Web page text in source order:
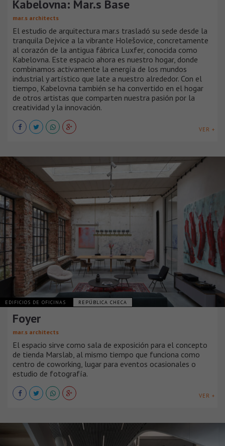
Kabelovna: Mar.s Base
mar.s architects
El estudio de arquitectura mar.s trasladó su sede desde la
tranquila Dejvice a la vibrante Holešovice, concretamente
al corazón de la antigua fábrica Luxfer, conocida como
Kabelovna. Este espacio ahora es nuestro hogar, donde
combinamos activamente la energía de los mundos
industrial y artístico que late a nuestro alrededor. Con el
tiempo, Kabelovna también se ha convertido en el hogar
de otros artistas que comparten nuestra pasión por la
creatividad y la innovación.
VER +
EDIFICIOS DE OFICINAS REPÚBLICA CHECA
Foyer
mar.s architects
El espacio sirve como sala de exposición para el concepto
de tienda Marslab, al mismo tiempo que funciona como
centro de coworking, lugar para eventos ocasionales o
estudio de fotografía.
VER +